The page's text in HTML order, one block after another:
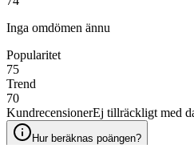
Inga omdömen ännu
Popularitet
75
Trend
70
KundrecensionerEj tillräckligt med
Hur beräknas poängen?